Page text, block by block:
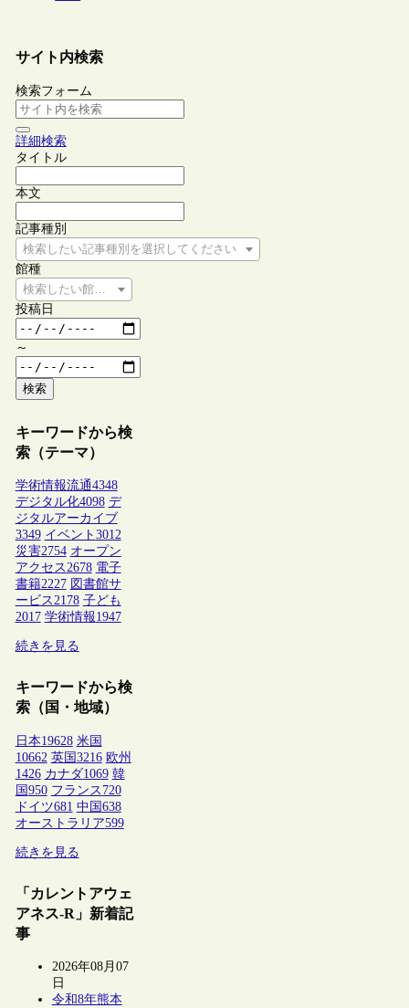
サイト内検索
検索フォーム
詳細検索
タイトル
本文
記事種別
検索したい記事種別を選択してください
館種
検索したい館種を選択してください
投稿日
～
検索
キーワードから検
索（テーマ）
学術情報流通4348
デジタル化4098 デ
ジタルアーカイブ
3349 イベント 3012
災害2754 オープン
アクセス2678 電子
書籍2227 図書館サ
ービス2178 子ども
2017 学術情報1947
続きを見る
キーワードから検
索（国・地域）
日本19628 米国
10662 英国 3216 欧州
1426 カナダ1069 韓
国 950 フランス 720
ドイツ681 中国 638
オーストラリア599
続きを見る
「カレントアウェ
アネス-R」新着記
事
2026年08月07
日
令和8年熊本